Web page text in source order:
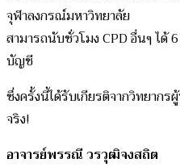
จุฬาลงกรณ์มหาวิทยาลัย
สามารถนับชั่วโมง CPD อื่นๆ ได้
บัญชี
ซึ่งครั้งนี้ได้รับเกียรติจากวิทยาก
จริง!
อาจารย์พรรณี วรวุฒิจงสถิต